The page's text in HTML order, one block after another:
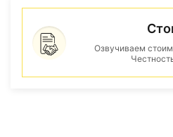
Озвучиваем